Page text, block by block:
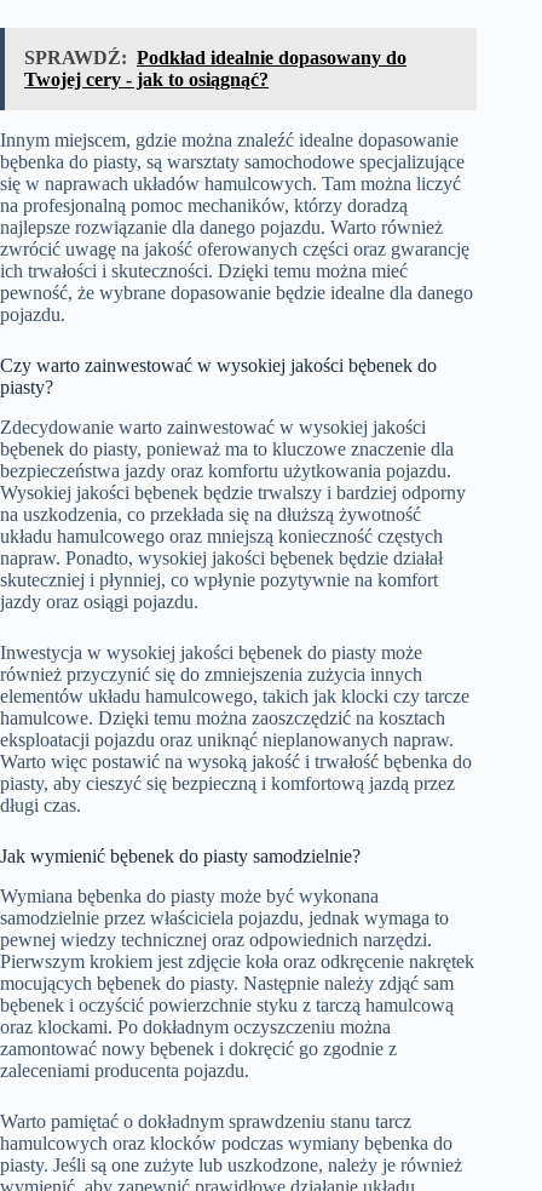
SPRAWDŹ: Podkład idealnie dopasowany do
Twojej cery - jak to osiągnąć?
Innym miejscem, gdzie można znaleźć idealne dopasowanie
bębenka do piasty, są warsztaty samochodowe specjalizujące
się w naprawach układów hamulcowych. Tam można liczyć
na profesjonalną pomoc mechaników, którzy doradzą
najlepsze rozwiązanie dla danego pojazdu. Warto również
zwrócić uwagę na jakość oferowanych części oraz gwarancję
ich trwałości i skuteczności. Dzięki temu można mieć
pewność, że wybrane dopasowanie będzie idealne dla danego
pojazdu.
Czy warto zainwestować w wysokiej jakości bębenek do
piasty?
Zdecydowanie warto zainwestować w wysokiej jakości
bębenek do piasty, ponieważ ma to kluczowe znaczenie dla
bezpieczeństwa jazdy oraz komfortu użytkowania pojazdu.
Wysokiej jakości bębenek będzie trwalszy i bardziej odporny
na uszkodzenia, co przekłada się na dłuższą żywotność
układu hamulcowego oraz mniejszą konieczność częstych
napraw. Ponadto, wysokiej jakości bębenek będzie działał
skuteczniej i płynniej, co wpłynie pozytywnie na komfort
jazdy oraz osiągi pojazdu.
Inwestycja w wysokiej jakości bębenek do piasty może
również przyczynić się do zmniejszenia zużycia innych
elementów układu hamulcowego, takich jak klocki czy tarcze
hamulcowe. Dzięki temu można zaoszczędzić na kosztach
eksploatacji pojazdu oraz uniknąć nieplanowanych napraw.
Warto więc postawić na wysoką jakość i trwałość bębenka do
piasty, aby cieszyć się bezpieczną i komfortową jazdą przez
długi czas.
Jak wymienić bębenek do piasty samodzielnie?
Wymiana bębenka do piasty może być wykonana
samodzielnie przez właściciela pojazdu, jednak wymaga to
pewnej wiedzy technicznej oraz odpowiednich narzędzi.
Pierwszym krokiem jest zdjęcie koła oraz odkręcenie nakrętek
mocujących bębenek do piasty. Następnie należy zdjąć sam
bębenek i oczyścić powierzchnie styku z tarczą hamulcową
oraz klockami. Po dokładnym oczyszczeniu można
zamontować nowy bębenek i dokręcić go zgodnie z
zaleceniami producenta pojazdu.
Warto pamiętać o dokładnym sprawdzeniu stanu tarcz
hamulcowych oraz klocków podczas wymiany bębenka do
piasty. Jeśli są one zużyte lub uszkodzone, należy je również
wymienić, aby zapewnić prawidłowe działanie układu